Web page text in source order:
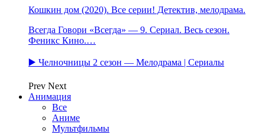
Кошкин дом (2020). Все серии! Детектив, мелодрама.
Всегда Говори «Всегда» — 9. Сериал. Весь сезон.
Феникс Кино.…
▶️ Челночницы 2 сезон — Мелодрама | Сериалы
Prev Next
Анимация
Все
Аниме
Мультфильмы